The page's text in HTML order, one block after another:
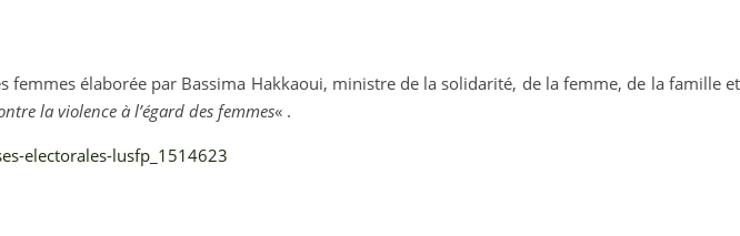
femmes élaborée par Bassima Hakkaoui, ministre de la solidarité, de la femme, de la famille et
la violence à l’égard des femmes« .
electorales-lusfp_1514623